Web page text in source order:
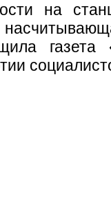
на
газета